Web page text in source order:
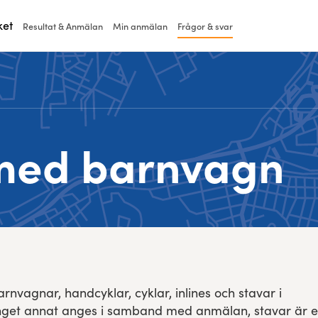
Resultat & Anmälan Min anmälan Frågor & svar
barnvagn
handcyklar, cyklar, inlines och stavar i
annat anges i samband med anmälan, stavar är